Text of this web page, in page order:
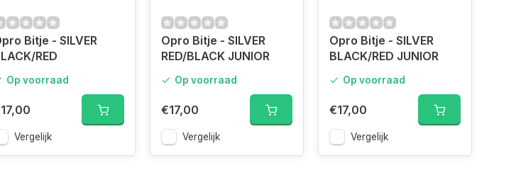
Bitje - SILVER
RED
Op voorraad
Vergelijk
Opro Bitje - SILVER
RED/BLACK JUNIOR
Op voorraad
€17,00
Vergelijk
Opro Bitje - SILVER
BLACK/RED JUNIOR
Op voorraad
€17,00
Vergelijk